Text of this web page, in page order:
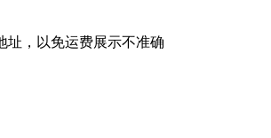
址，以免运费展示不准确